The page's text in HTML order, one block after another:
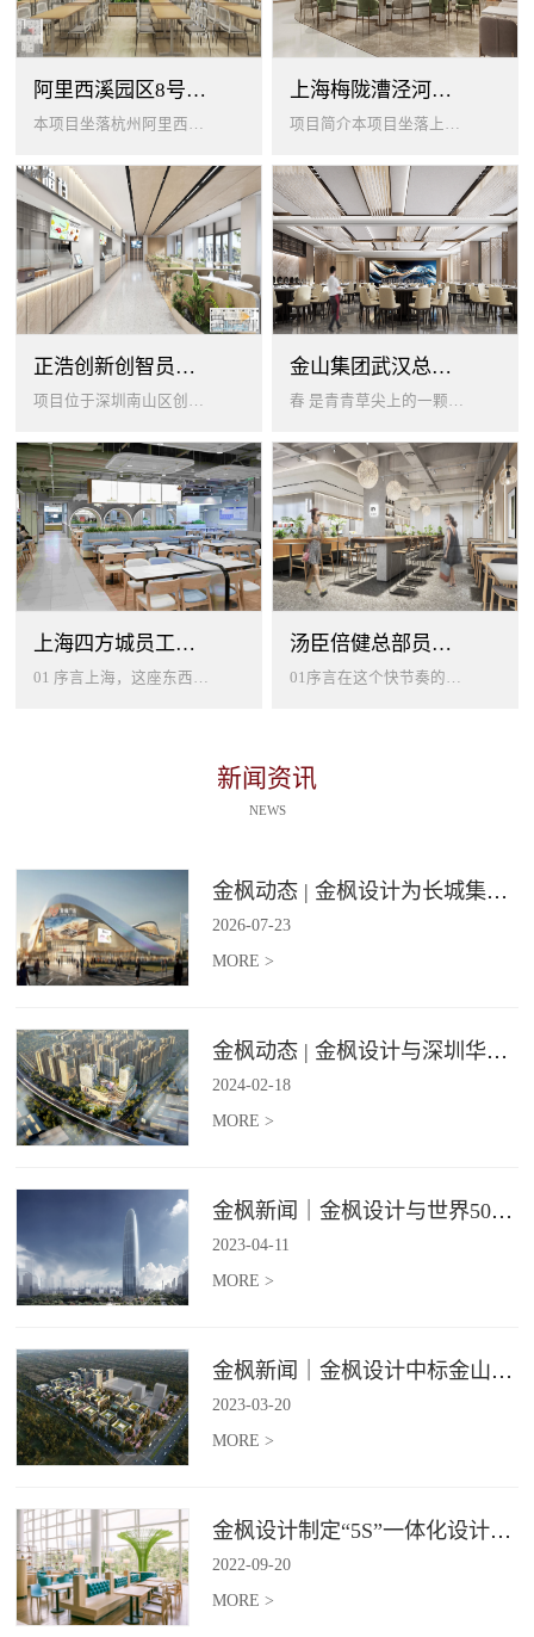
阿里西溪园区8号楼1层餐厅
本项目坐落杭州阿里西溪园区8号楼一层，以绿色生机 + 年轻基因为核心，打造「活力聚场」复合型员工餐厅。兼顾多人群用餐需求...
上海梅陇漕泾河科技绿洲员工餐厅
项目简介本项目坐落上海闵行梅陇科技绿洲，以生态创艺食堂为设计核心，融合现代轻奢与自然生态，打造兼顾高效就餐、休闲社交、商...
正浩创新创智员工餐厅
项目位于深圳南山区创智云城，服务正浩企业全体员工及来访亲友，总建筑面积 1537㎡，室内座位 450 座、室外休闲外摆 ...
金山集团武汉总部员工食堂设计
春 是青青草尖上的一颗露珠夏 是粼波湖面中倒映的晚霞秋 是宁静山谷里的一片落叶冬 是白雪中屹立不倒的松柏... ...0...
上海四方城员工美食餐厅设计
01 序言上海，这座东西方文化交汇的国际大都市，以其独特的魅力吸引着世界各地的人才。历史与现代、传统与创新在这里交织碰撞...
汤臣倍健总部员工餐厅设计
01序言在这个快节奏的时代工作压力如同无形的紧箍让大家的生活几乎被工作填满现代企业也越来越重视员工的身心健康所以我们始终...
新闻资讯
NEWS
金枫动态 | 金枫设计为长城集团爱情广场打造汽车文化主题美食食集
2026-07-23
MORE >
金枫动态 | 金枫设计与深圳华强集团携手打造华强商业旗舰项目——宝安华强广场美食街区
2024-02-18
MORE >
金枫新闻｜金枫设计与世界500强—索迪斯集团合作，携手打造广州星河湾中心美食广场
2023-04-11
MORE >
金枫新闻｜金枫设计中标金山集团餐饮楼设计项目，打造科学与艺术相结合的就餐空间
2023-03-20
MORE >
金枫设计制定“5S”一体化设计标准，让商业全案设计导入团餐空间规划
2022-09-20
MORE >